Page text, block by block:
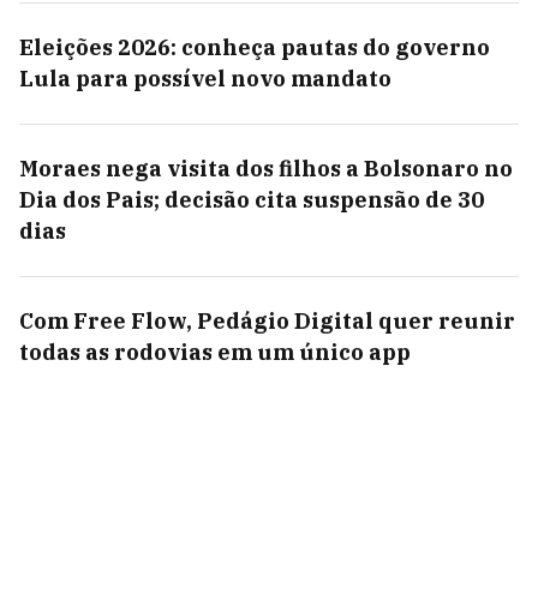
Eleições 2026: conheça pautas do governo
Lula para possível novo mandato
Moraes nega visita dos filhos a Bolsonaro no
Dia dos Pais; decisão cita suspensão de 30
dias
Com Free Flow, Pedágio Digital quer reunir
todas as rodovias em um único app